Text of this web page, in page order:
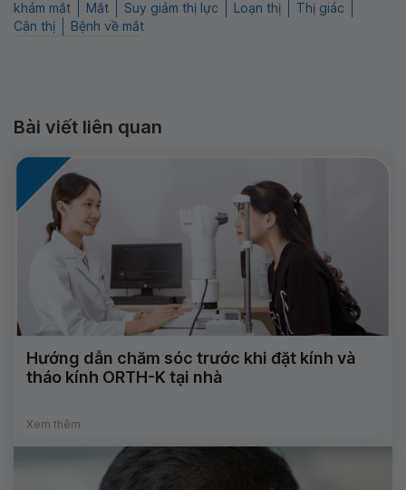
khám mắt Mắt Suy giảm thị lực Loạn thị
Thị giác
Cận thị
Bệnh về mắt
Bài viết liên quan
Hướng dẫn chăm sóc trước khi đặt kính và
tháo kính ORTH-K tại nhà
Xem thêm